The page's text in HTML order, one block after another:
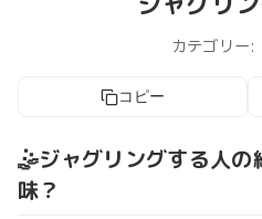
カテゴリー:
コピー
🤹ジャグリングする人
味？